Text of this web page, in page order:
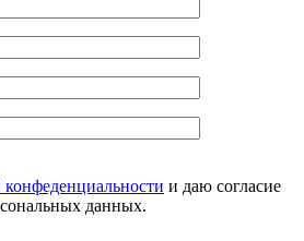
и даю согласие
данных.